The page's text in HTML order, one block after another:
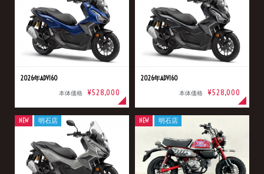
2026年ADV160
本体価格 ¥528,000
2026年ADV160
本体価格 ¥528,000
NEW 明石店 NEW 明石店